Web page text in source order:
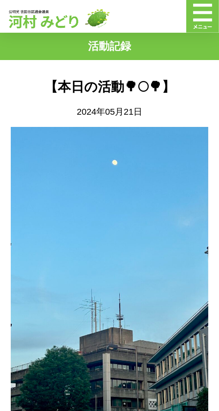
活動記録
【本日の活動🌳🌕🌳】
2024年05月21日